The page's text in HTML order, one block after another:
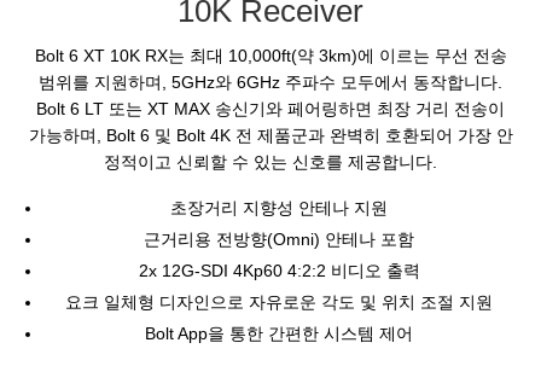
10K Receiver
Bolt 6 XT 10K RX는 최대 10,000ft(약 3km)에 이르는 무선 전송
범위를 지원하며, 5GHz와 6GHz 주파수 모두에서 동작합니다.
Bolt 6 LT 또는 XT MAX 송신기와 페어링하면 최장 거리 전송이
가능하며, Bolt 6 및 Bolt 4K 전 제품군과 완벽히 호환되어 가장 안
정적이고 신뢰할 수 있는 신호를 제공합니다.
초장거리 지향성 안테나 지원
근거리용 전방향(Omni) 안테나 포함
2x 12G-SDI 4Kp60 4:2:2 비디오 출력
요크 일체형 디자인으로 자유로운 각도 및 위치 조절 지원
Bolt App을 통한 간편한 시스템 제어